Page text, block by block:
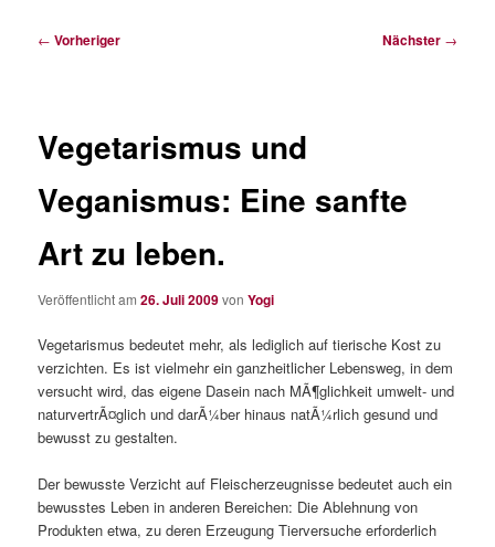
Beitragsnavigation
← Vorheriger Nächster →
Vegetarismus und
Veganismus: Eine sanfte
Art zu leben.
Veröffentlicht am26. Juli 2009vonYogi
Vegetarismus bedeutet mehr, als lediglich auf tierische Kost zu
verzichten. Es ist vielmehr ein ganzheitlicher Lebensweg, in dem
versucht wird, das eigene Dasein nach MÃ¶glichkeit umwelt- und
naturvertrÃ¤glich und darÃ¼ber hinaus natÃ¼rlich gesund und
bewusst zu gestalten.
Der bewusste Verzicht auf Fleischerzeugnisse bedeutet auch ein
bewusstes Leben in anderen Bereichen: Die Ablehnung von
Produkten etwa, zu deren Erzeugung Tierversuche erforderlich